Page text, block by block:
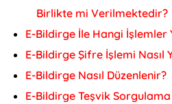
Birlikte mi Verilmektedir?
E-Bildirge İle Hangi İşlemler
E-Bildirge Şifre İşlemi Nasıl
E-Bildirge Nasıl Düzenlenir?
E-Bildirge Teşvik Sorgulama